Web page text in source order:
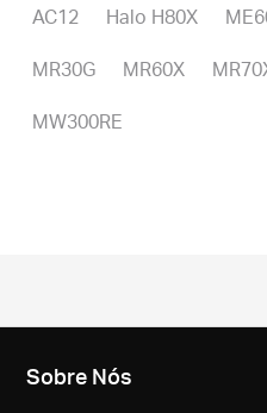
AC12 Halo H80X
MR30G MR60X
MW300RE
Sobre Nós